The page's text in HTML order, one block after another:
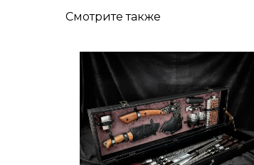
Смотрите также